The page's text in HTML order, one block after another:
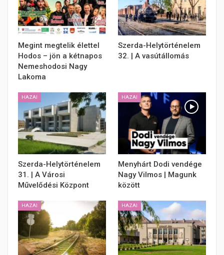
Megint megtelik élettel
Hodos – jön a kétnapos
Nemeshodosi Nagy
Lakoma
Szerda-Helytörténelem
32. | A vasútállomás
HAZAI
Szerda-Helytörténelem
31. | A Városi
Művelődési Központ
HAZAI
Menyhárt Dodi vendége
Nagy Vilmos | Magunk
között
HAZAI HAZAI